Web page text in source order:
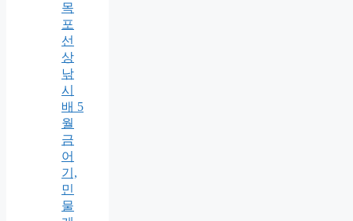
목
포
선
상
낚
시
배 5
월
금
어
기,
민
물